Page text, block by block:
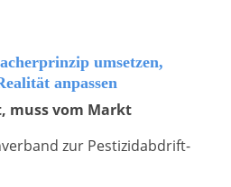
umsetzen,
anpassen
muss vom Markt
zur Pestizidabdrift-